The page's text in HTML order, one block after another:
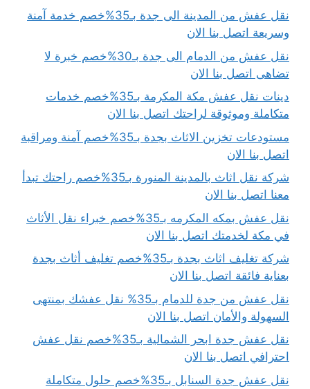
نقل عفش من المدينة الى جدة بـ35%خصم خدمة آمنة
وسريعة اتصل بنا الان
نقل عفش من الدمام الى جدة بـ30%خصم خبرة لا
تضاهى اتصل بنا الان
دينات نقل عفش مكة المكرمة بـ35%خصم خدمات
متكاملة وموثوقة لراحتك اتصل بنا الان
مستودعات تخزين الاثاث بجدة بـ35%خصم آمنة ومراقبة
اتصل بنا الان
شركة نقل اثاث بالمدينة المنورة بـ35%خصم راحتك تبدأ
معنا اتصل بنا الان
نقل عفش بمكه المكرمه بـ35%خصم خبراء نقل الأثاث
في مكة لخدمتك اتصل بنا الان
شركة تغليف اثاث بجدة بـ35%خصم تغليف أثاث بجدة
بعناية فائقة اتصل بنا الان
نقل عفش من جدة للدمام بـ35% نقل عفشك بمنتهى
السهولة والأمان اتصل بنا الان
نقل عفش جدة ابحر الشمالية بـ35%خصم نقل عفش
احترافي اتصل بنا الان
نقل عفش جدة السنابل بـ35%خصم حلول متكاملة